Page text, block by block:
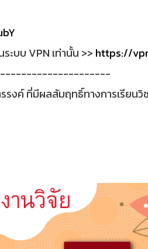
ะบบ VPN เท่านั้น >> https://
รงค์ ที่มีผลสัมฤทธิ์ทางการเรียน